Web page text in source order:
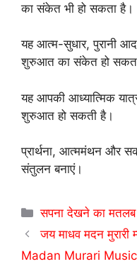
का संकेत भी हो सकता है।
यह आत्म-सुधार, पुरानी
शुरुआत का संकेत हो
यह आपकी आध्यात्मिक
शुरुआत हो सकती है।
प्रार्थना, आत्ममंथन और
संतुलन बनाएं।
Categories
सपना देखने का मतलब
जय माधव मदन
Madan Murari